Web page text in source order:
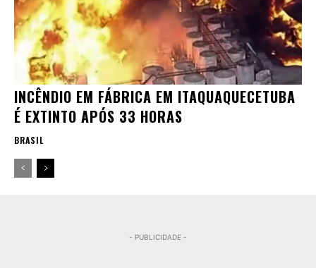
INCÊNDIO EM FÁBRICA EM ITAQUAQUECETUBA
É EXTINTO APÓS 33 HORAS
BRASIL
- PUBLICIDADE -